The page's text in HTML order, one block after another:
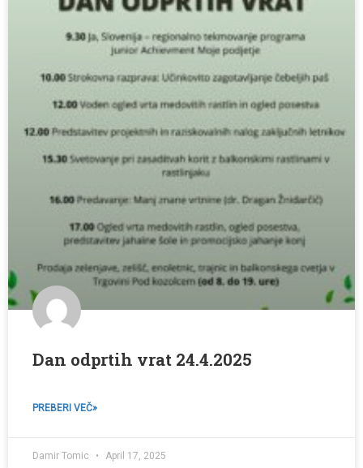
Dan odprtih vrat 24.4.2025
PREBERI VEČ»
Damir Tomic April 17, 2025